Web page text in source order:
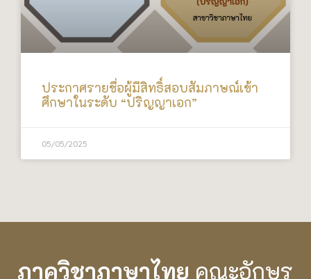
ประกาศรายชื่อผู้มีสิทธิ์สอบสัมภาษณ์เข้า
ศึกษาในระดับ “ปริญญาเอก”
05/05/2025
ภาควิชาภาษาไทย คณะอักษร